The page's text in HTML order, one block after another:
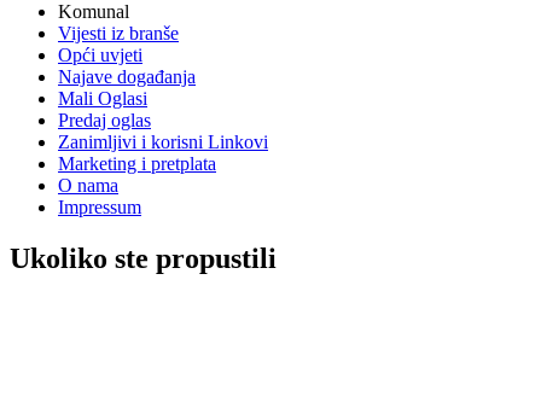
Komunal
Vijesti iz branše
Opći uvjeti
Najave događanja
Mali Oglasi
Predaj oglas
Zanimljivi i korisni Linkovi
Marketing i pretplata
O nama
Impressum
Ukoliko ste propustili